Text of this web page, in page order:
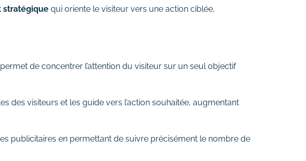
stratégique qui oriente le visiteur vers une action ciblée,
de concentrer l’attention du visiteur sur un seul objectif
des visiteurs et les guide vers l’action souhaitée, augmentant
publicitaires en permettant de suivre précisément le nombre de